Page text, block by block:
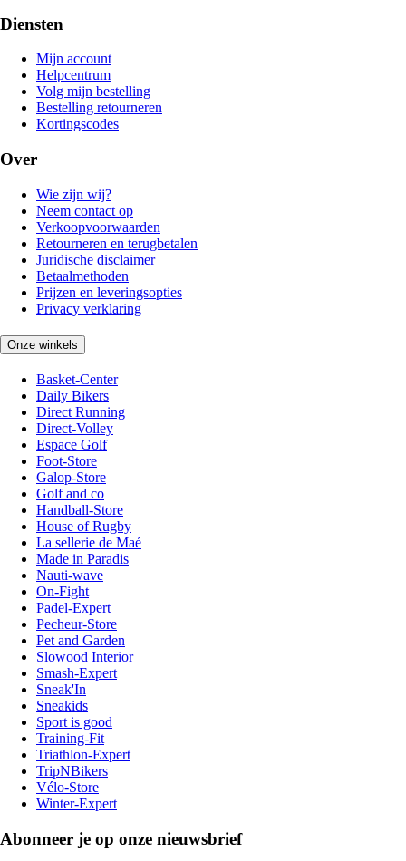
Diensten
Mijn account
Helpcentrum
Volg mijn bestelling
Bestelling retourneren
Kortingscodes
Over
Wie zijn wij?
Neem contact op
Verkoopvoorwaarden
Retourneren en terugbetalen
Juridische disclaimer
Betaalmethoden
Prijzen en leveringsopties
Privacy verklaring
Onze winkels
Basket-Center
Daily Bikers
Direct Running
Direct-Volley
Espace Golf
Foot-Store
Galop-Store
Golf and co
Handball-Store
House of Rugby
La sellerie de Maé
Made in Paradis
Nauti-wave
On-Fight
Padel-Expert
Pecheur-Store
Pet and Garden
Slowood Interior
Smash-Expert
Sneak'In
Sneakids
Sport is good
Training-Fit
Triathlon-Expert
TripNBikers
Vélo-Store
Winter-Expert
Abonneer je op onze nieuwsbrief